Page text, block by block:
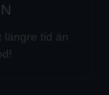
längre tid än